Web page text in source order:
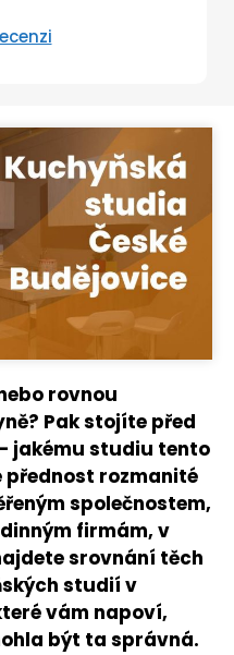
rovnou
Pak stojíte před
jakému studiu tento
přednost rozmanité
společnostem,
firmám, v
srovnání těch
studií v
vám napoví,
být ta správná.